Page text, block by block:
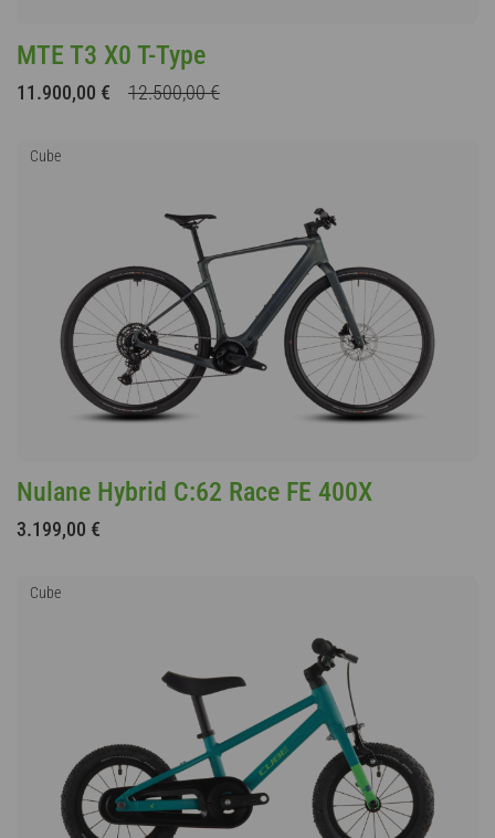
MTE T3 X0 T-Type
11.900,00 € 12.500,00 €
Nulane Hybrid C:62 Race FE 400X
Cube
3.199,00 €
Cube